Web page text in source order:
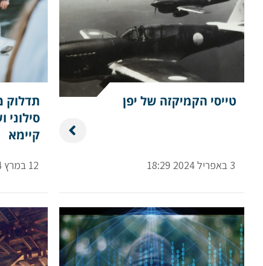
טייסי הקמיקזה של יפן
3 באפריל 2024 18:29
תדלוק
סילוני
קיימא
12 במרץ 2024 12:57